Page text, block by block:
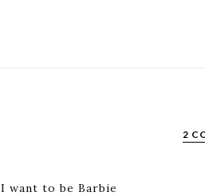
2
I want to be Barbie